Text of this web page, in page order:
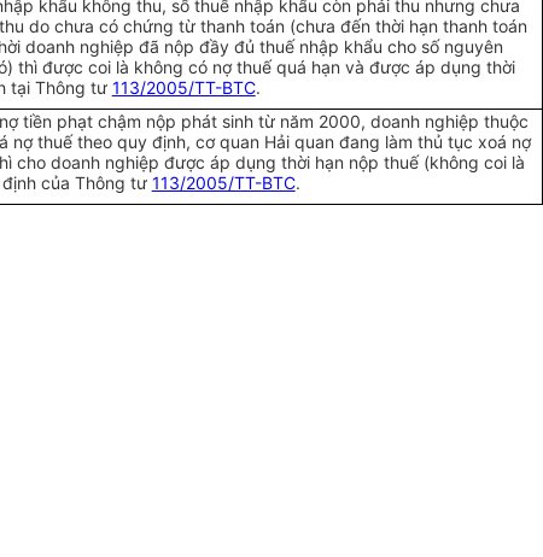
khẩu không thu, số thuế nhập khẩu còn phải thu nhưng chưa
do chưa có chứng từ thanh toán (chưa đến thời hạn thanh toán
doanh nghiệp đã nộp đầy đủ thuế nhập khẩu cho số nguyên
thì được coi là không có nợ thuế quá hạn và được áp dụng thời
tại Thông tư 113/2005/TT-BTC.
tiền phạt chậm nộp phát sinh từ năm 2000, doanh nghiệp thuộc
nợ thuế theo quy định, cơ quan Hải quan đang làm thủ tục xoá nợ
cho doanh nghiệp được áp dụng thời hạn nộp thuế (không coi là
của Thông tư 113/2005/TT-BTC.